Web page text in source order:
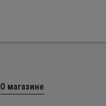
О магазине